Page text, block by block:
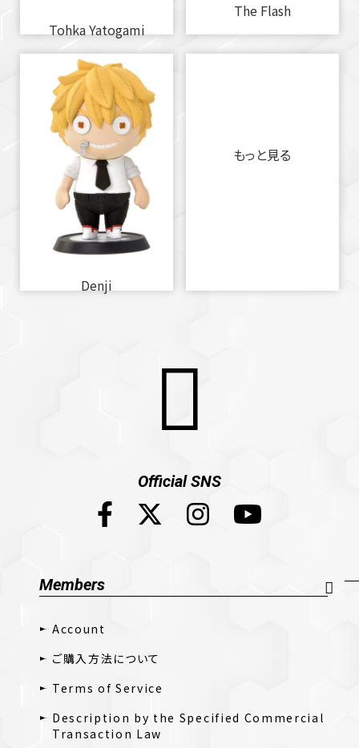
Tohka Yatogami
The Flash
Denji
もっと見る
Official SNS
Members
Account
ご購入方法について
Terms of Service
Description by the Specified Commercial
Transaction Law